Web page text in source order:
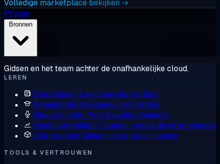
Volledige marketplace bekijken →
Prijzen
Gidsen en het team achter de onafhankelijke cloud.
LEREN
Blog Gidsen & engineering-notities
Kennisbank Stapsgewijze tutorials
Nieuwsruimte Pers & aankondigingen
Hosts vergelijken Cloudzy versus de alternatieven
Alle bronnen Gidsen, docs, tools, nieuws
TOOLS & VERTROUWEN